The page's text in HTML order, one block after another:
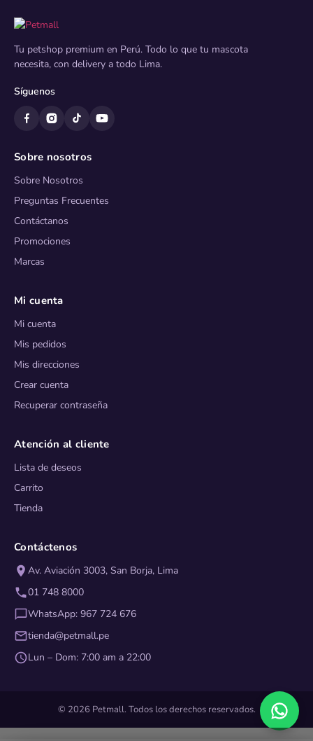
Tu petshop premium en Perú. Todo lo que tu mascota
necesita, con delivery a todo Lima.
Síguenos
Sobre nosotros
Sobre Nosotros
Preguntas Frecuentes
Contáctanos
Promociones
Marcas
Mi cuenta
Mi cuenta
Mis pedidos
Mis direcciones
Crear cuenta
Recuperar contraseña
Atención al cliente
Lista de deseos
Carrito
Tienda
Contáctenos
Av. Aviación 3003, San Borja, Lima
01 748 8000
WhatsApp: 967 724 676
tienda@petmall.pe
Lun – Dom: 7:00 am a 22:00
© 2026 Petmall. Todos los derechos reservados.